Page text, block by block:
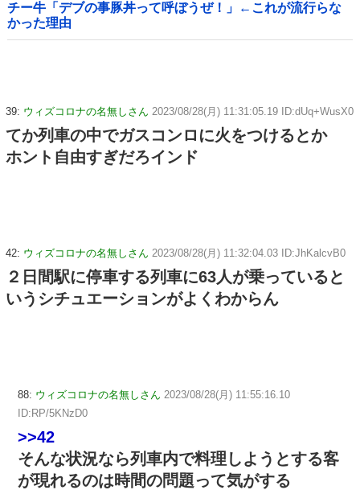
チー牛「デブの事豚丼って呼ぼうぜ！」←これが流行らな
かった理由
39: ウィズコロナの名無しさん 2023/08/28(月) 11:31:05.19 ID:dUq+WusX0
てか列車の中でガスコンロに火をつけるとか
ホント自由すぎだろインド
42: ウィズコロナの名無しさん 2023/08/28(月) 11:32:04.03 ID:JhKalcvB0
２日間駅に停車する列車に63人が乗っていると
いうシチュエーションがよくわからん
88: ウィズコロナの名無しさん 2023/08/28(月) 11:55:16.10
ID:RP/5KNzD0
>>42
そんな状況なら列車内で料理しようとする客
が現れるのは時間の問題って気がする